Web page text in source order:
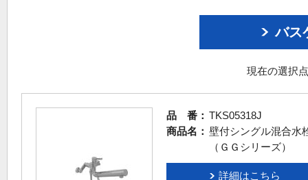
バス
現在の選択
品 番： TKS05318J
商品名： 壁付シングル混合水
（ＧＧシリーズ）
詳細はこちら